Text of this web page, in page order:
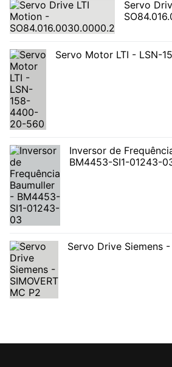
Servo
Servo Motor LTI - LSN-
Inversor de
BM4453-SI1-01243-
Servo Drive Siemens -